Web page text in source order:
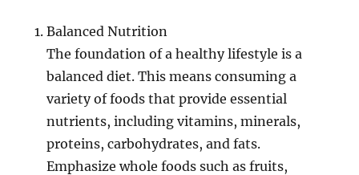
Balanced Nutrition
The foundation of a healthy lifestyle is a
balanced diet. This means consuming a
variety of foods that provide essential
nutrients, including vitamins, minerals,
proteins, carbohydrates, and fats.
Emphasize whole foods such as fruits,